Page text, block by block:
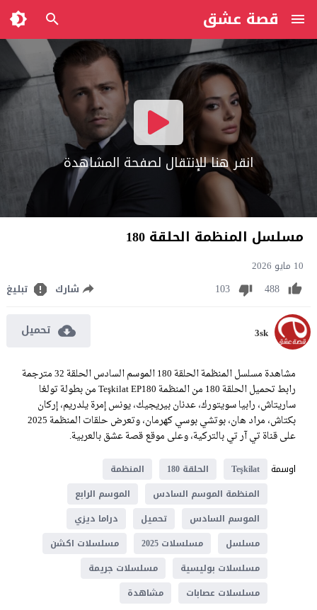
قصة عشق
انقر هنا للإنتقال لصفحة المشاهدة
مسلسل المنظمة الحلقة 180
10 مايو 2026
488
103 شارك تبليغ
3sk تحميل
مشاهدة مسلسل المنظمة الحلقة 180 الموسم السادس الحلقة 32 مترجمة
رابط تحميل الحلقة 180 من المنظمة Teşkilat EP180 من بطولة تولغا
ساريتاش، رابيا سويتورك، عدنان بيريجيك، يونس إمرة يلدريم، إركان
بكتاش، مراد هان، بوتشي بوسي كهرمان، وتعرض حلقات المنظمة 2025
على قناة تي آر تي بالتركية، وعلى موقع قصة عشق بالعربية.
اوسمة
Teşkilat الحلقة 180
المنظمة
المنظمة الموسم السادس
الموسم الرابع
الموسم السادس
تحميل
دراما ديزي
مسلسل
مسلسلات 2025
مسلسلات اكشن
مسلسلات بوليسية
مسلسلات جريمة
مسلسلات عصابات
مشاهدة